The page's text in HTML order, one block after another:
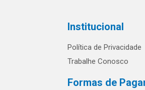
Institucional
Política de Privacidade
Trabalhe Conosco
Formas de